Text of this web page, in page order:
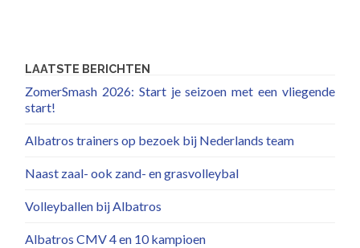
LAATSTE BERICHTEN
ZomerSmash 2026: Start je seizoen met een vliegende
start!
Albatros trainers op bezoek bij Nederlands team
Naast zaal- ook zand- en grasvolleybal
Volleyballen bij Albatros
Albatros CMV 4 en 10 kampioen